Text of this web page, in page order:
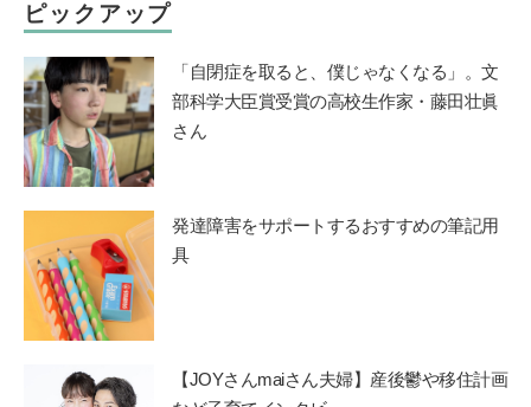
ピックアップ
「自閉症を取ると、僕じゃなくなる」。文
部科学大臣賞受賞の高校生作家・藤田壮眞
さん
発達障害をサポートするおすすめの筆記用
具
【JOYさんmaiさん夫婦】産後鬱や移住計画